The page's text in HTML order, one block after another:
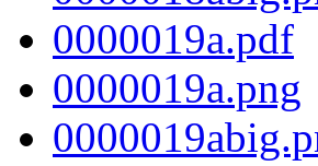
0000019a.pdf
0000019a.png